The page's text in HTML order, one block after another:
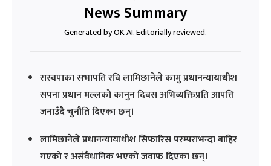
News Summary
Generated by OK AI. Editorially reviewed.
रास्वपाका सभापति रवि लामिछानेले कामु प्रधानन्यायाधीश
सपना प्रधान मल्लको कानुन दिवस अभिव्यक्तिप्रति आपत्ति
जनाउँदै चुनौति दिएका छन्।
लामिछानेले प्रधानन्यायाधीश सिफारिस परम्पराभन्दा बाहिर
गएको र असंवैधानिक भएको जवाफ दिएका छन्।